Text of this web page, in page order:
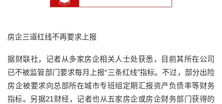
房企三道红线不再要求上报
据财联社，记者从多家房企相关人士处获悉，目前其所在公司
已不被监管部门要求每月上报“三条红线”指标。不过，部分出险
房企被要求向总部所在城市专班组定期汇报资产负债率等财务
指标。另据21财经，记者也从五家房企或房企财务部门获得的